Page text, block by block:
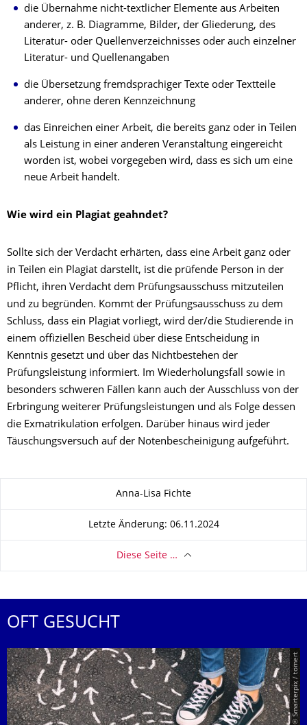
die Übernahme nicht-textlicher Elemente aus Arbeiten
anderer, z. B. Diagramme, Bilder, der Gliederung, des
Literatur- oder Quellenverzeichnisses oder auch einzelner
Literatur- und Quellenangaben
die Übersetzung fremdsprachiger Texte oder Textteile
anderer, ohne deren Kennzeichnung
das Einreichen einer Arbeit, die bereits ganz oder in Teilen
als Leistung in einer anderen Veranstaltung eingereicht
worden ist, wobei vorgegeben wird, dass es sich um eine
neue Arbeit handelt.
Wie wird ein Plagiat geahndet?
Sollte sich der Verdacht erhärten, dass eine Arbeit ganz oder
in Teilen ein Plagiat darstellt, ist die prüfende Person in der
Pflicht, ihren Verdacht dem Prüfungsausschuss mitzuteilen
und zu begründen. Kommt der Prüfungsausschuss zu dem
Schluss, dass ein Plagiat vorliegt, wird der/die Studierende in
einem offiziellen Bescheid über diese Entscheidung in
Kenntnis gesetzt und über das Nichtbestehen der
Prüfungsleistung informiert. Im Wiederholungsfall sowie in
besonders schweren Fällen kann auch der Ausschluss von der
Erbringung weiterer Prüfungsleistungen und als Folge dessen
die Exmatrikulation erfolgen. Darüber hinaus wird jeder
Täuschungsversuch auf der Notenbescheinigung aufgeführt.
Anna-Lisa Fichte
Letzte Änderung: 06.11.2024
Diese Seite …
OFT GESUCHT
© Smarterpix / tomert